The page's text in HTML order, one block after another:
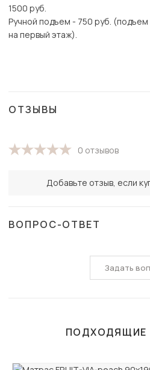
1500 руб.
Ручной подъем - 750 руб.
на первый этаж).
ОТЗЫВЫ
0 отзывов
Добавьте отзыв, если
ВОПРОС-ОТВЕТ
Задать
ПОДХОДЯЩИЕ